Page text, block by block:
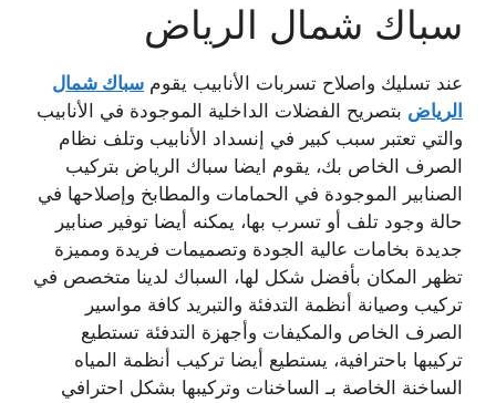
سباك شمال الرياض
عند تسليك واصلاح تسربات الأنابيب يقوم سباك شمال
الرياض بتصريح الفضلات الداخلية الموجودة في الأنابيب
والتي تعتبر سبب كبير في إنسداد الأنابيب وتلف نظام
الصرف الخاص بك، يقوم ايضا سباك الرياض بتركيب
الصنابير الموجودة في الحمامات والمطابخ وإصلاحها في
حالة وجود تلف أو تسرب بها، يمكنه أيضا توفير صنابير
جديدة بخامات عالية الجودة وتصميمات فريدة ومميزة
تظهر المكان بأفضل شكل لها، السباك لدينا متخصص في
تركيب وصيانة أنظمة التدفئة والتبريد كافة مواسير
الصرف الخاص والمكيفات وأجهزة التدفئة تستطيع
تركيبها باحترافية، يستطيع أيضا تركيب أنظمة المياه
الساخنة الخاصة بـ الساخنات وتركيبها بشكل احترافي